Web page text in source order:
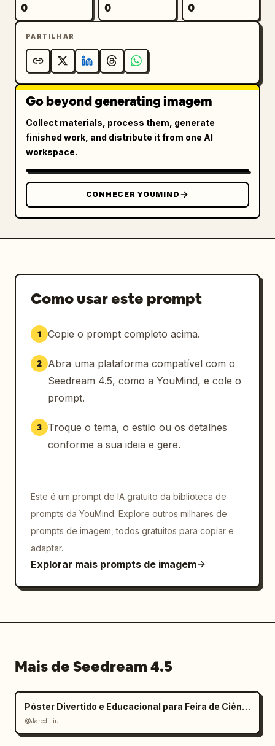
0 0 0
PARTILHAR
Go beyond generating imagem
Collect materials, process them, generate
finished work, and distribute it from one AI
workspace.
CONHECER YOUMIND
Como usar este prompt
1 Copie o prompt completo acima.
2
Abra uma plataforma compatível com o
Seedream 4.5, como a YouMind, e cole o
prompt.
3
Troque o tema, o estilo ou os detalhes
conforme a sua ideia e gere.
Este é um prompt de IA gratuito da biblioteca de
prompts da YouMind. Explore outros milhares de
prompts de imagem, todos gratuitos para copiar e
adaptar.
Explorar mais prompts de imagem
Mais de Seedream 4.5
Póster Divertido e Educacional para Feira de Ciências Infantil
@Jared Liu